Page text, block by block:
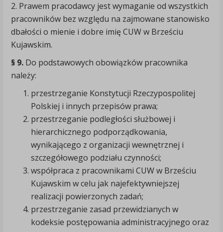
2. Prawem pracodawcy jest wymaganie od wszystkich
pracowników bez względu na zajmowane stanowisko
dbałości o mienie i dobre imię CUW w Brześciu
Kujawskim.
§ 9. Do podstawowych obowiązków pracownika
należy:
przestrzeganie Konstytucji Rzeczypospolitej
Polskiej i innych przepisów prawa;
przestrzeganie podległości służbowej i
hierarchicznego podporządkowania,
wynikającego z organizacji wewnętrznej i
szczegółowego podziału czynności;
współpraca z pracownikami CUW w Brześciu
Kujawskim w celu jak najefektywniejszej
realizacji powierzonych zadań;
przestrzeganie zasad przewidzianych w
kodeksie postępowania administracyjnego oraz